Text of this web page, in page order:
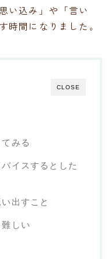
い込み」や「言い
時間になりました。
CLOSE
みる
イスするとした
出すこと
しい